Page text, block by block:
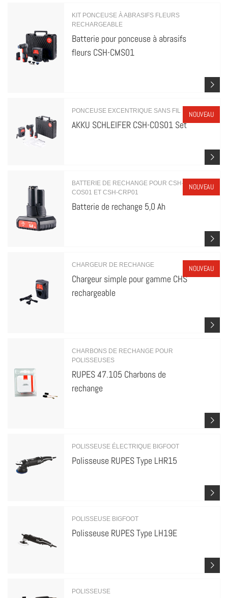
KIT PONCEUSE À ABRASIFS FLEURS
RECHARGEABLE
Batterie pour ponceuse à abrasifs
fleurs CSH-CMS01
NOUVEAU
PONCEUSE EXCENTRIQUE SANS FIL
AKKU SCHLEIFER CSH-COS01 Set
NOUVEAU
BATTERIE DE RECHANGE POUR CSH-
COS01 ET CSH-CRP01
Batterie de rechange 5,0 Ah
NOUVEAU
CHARGEUR DE RECHANGE
Chargeur simple pour gamme CHS
rechargeable
CHARBONS DE RECHANGE POUR
POLISSEUSES
RUPES 47.105 Charbons de
rechange
POLISSEUSE ÉLECTRIQUE BIGFOOT
Polisseuse RUPES Type LHR15
POLISSEUSE BIGFOOT
Polisseuse RUPES Type LH19E
POLISSEUSE